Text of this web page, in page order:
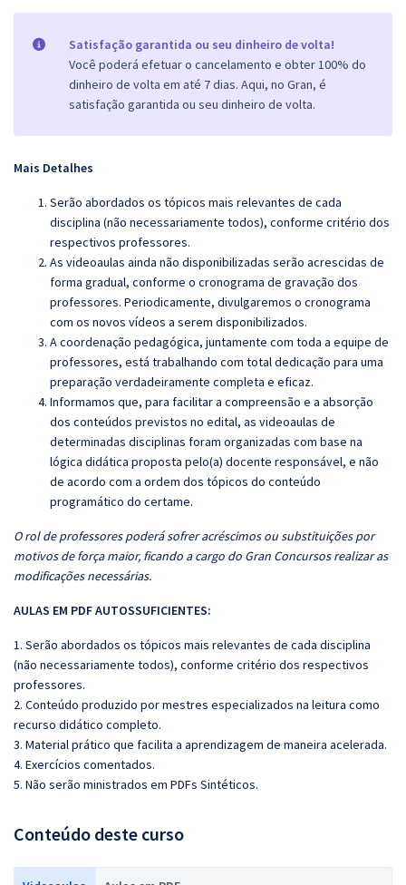
Satisfação garantida ou seu dinheiro de volta!
Você poderá efetuar o cancelamento e obter 100% do
dinheiro de volta em até 7 dias. Aqui, no Gran, é
satisfação garantida ou seu dinheiro de volta.
Mais Detalhes
Serão abordados os tópicos mais relevantes de cada
disciplina (não necessariamente todos), conforme critério dos
respectivos professores.
As videoaulas ainda não disponibilizadas serão acrescidas de
forma gradual, conforme o cronograma de gravação dos
professores. Periodicamente, divulgaremos o cronograma
com os novos vídeos a serem disponibilizados.
A coordenação pedagógica, juntamente com toda a equipe de
professores, está trabalhando com total dedicação para uma
preparação verdadeiramente completa e eficaz.
Informamos que, para facilitar a compreensão e a absorção
dos conteúdos previstos no edital, as videoaulas de
determinadas disciplinas foram organizadas com base na
lógica didática proposta pelo(a) docente responsável, e não
de acordo com a ordem dos tópicos do conteúdo
programático do certame.
O rol de professores poderá sofrer acréscimos ou substituições por
motivos de força maior, ficando a cargo do Gran Concursos realizar as
modificações necessárias.
AULAS EM PDF AUTOSSUFICIENTES:
1. Serão abordados os tópicos mais relevantes de cada disciplina
(não necessariamente todos), conforme critério dos respectivos
professores.
2. Conteúdo produzido por mestres especializados na leitura como
recurso didático completo.
3. Material prático que facilita a aprendizagem de maneira acelerada.
4. Exercícios comentados.
5. Não serão ministrados em PDFs Sintéticos.
Conteúdo deste curso